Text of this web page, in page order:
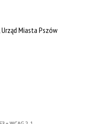
Miasta Pszów